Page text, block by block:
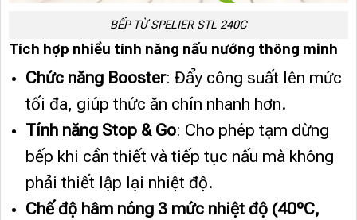
BẾP TỪ SPELIER STL 240C
Tích hợp nhiều tính năng nấu nướng thông minh
Chức năng Booster: Đẩy công suất lên mức
tối đa, giúp thức ăn chín nhanh hơn.
Tính năng Stop & Go: Cho phép tạm dừng
bếp khi cần thiết và tiếp tục nấu mà không
phải thiết lập lại nhiệt độ.
Chế độ hâm nóng 3 mức nhiệt độ (40ºC,